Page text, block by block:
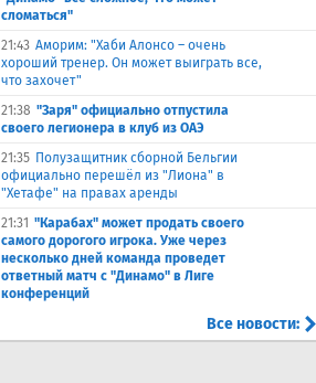
сломаться"
21:43 Аморим: "Хаби Алонсо – очень
хороший тренер. Он может выиграть все,
что захочет"
21:38 "Заря" официально отпустила
своего легионера в клуб из ОАЭ
21:35 Полузащитник сборной Бельгии
официально перешёл из "Лиона" в
"Хетафе" на правах аренды
21:31 "Карабах" может продать своего
самого дорогого игрока. Уже через
несколько дней команда проведет
ответный матч с "Динамо" в Лиге
конференций
Все новости: